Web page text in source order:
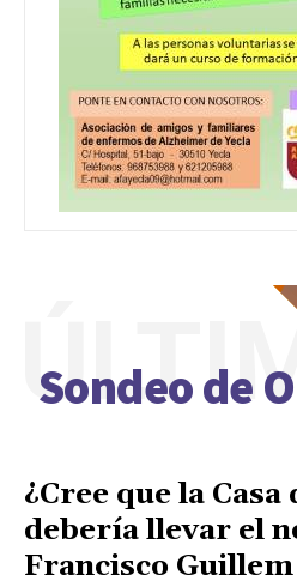
Sondeo de
¿Cree que la
debería llevar el
Francisco Guillem